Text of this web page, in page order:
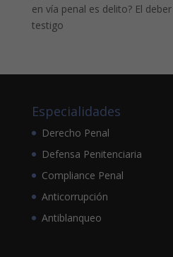
en vía penal es delito? El
testigo
Especialidades
Derecho Penal
Defensa Penitenciaria
Compliance Penal
Anticorrupción
Antiblanqueo